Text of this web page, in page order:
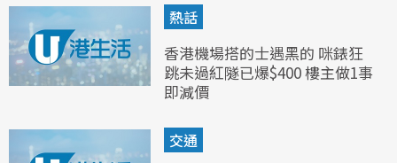
熱話
香港機場搭的士遇黑的 咪錶狂
跳未過紅隧已爆$400 樓主做1事
即減價
交通